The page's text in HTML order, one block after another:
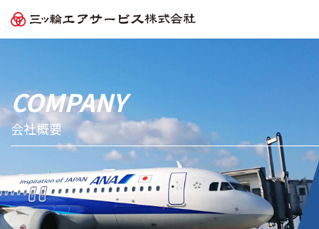
業務
お知
COMPANY
会社概要